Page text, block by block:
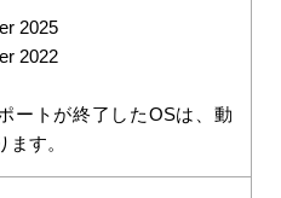
2025
2022
ートが終了したOSは、動
す。